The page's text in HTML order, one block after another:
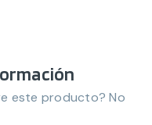
este producto? No